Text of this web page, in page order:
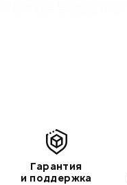
Гарантия
и поддержка